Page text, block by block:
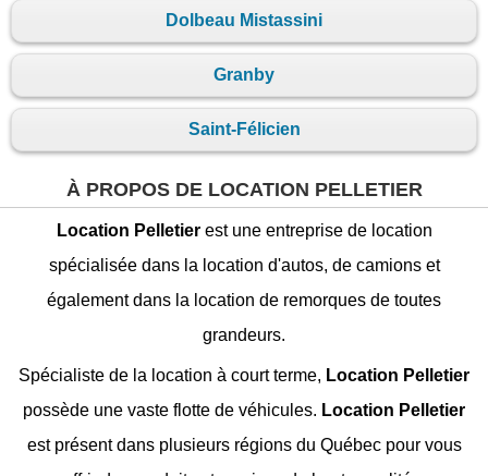
Dolbeau Mistassini
Granby
Saint-Félicien
À PROPOS DE LOCATION PELLETIER
Location Pelletierest une entreprise de location
spécialisée dans la location d'autos, de camions et
également dans la location de remorques de toutes
grandeurs.
Spécialiste de la location à court terme, Location Pelletier
possède une vaste flotte de véhicules. Location Pelletier
est présent dans plusieurs régions du Québec pour vous